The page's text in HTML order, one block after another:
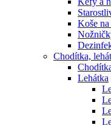
Koše
Chodítka,
Lehátka